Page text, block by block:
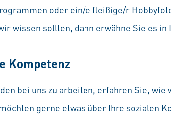
oder ein/e fleißige/r
wissen sollten, dann erwähne Sie es
Kompetenz
bei uns zu arbeiten, erfahren Sie,
gerne etwas über Ihre sozialen